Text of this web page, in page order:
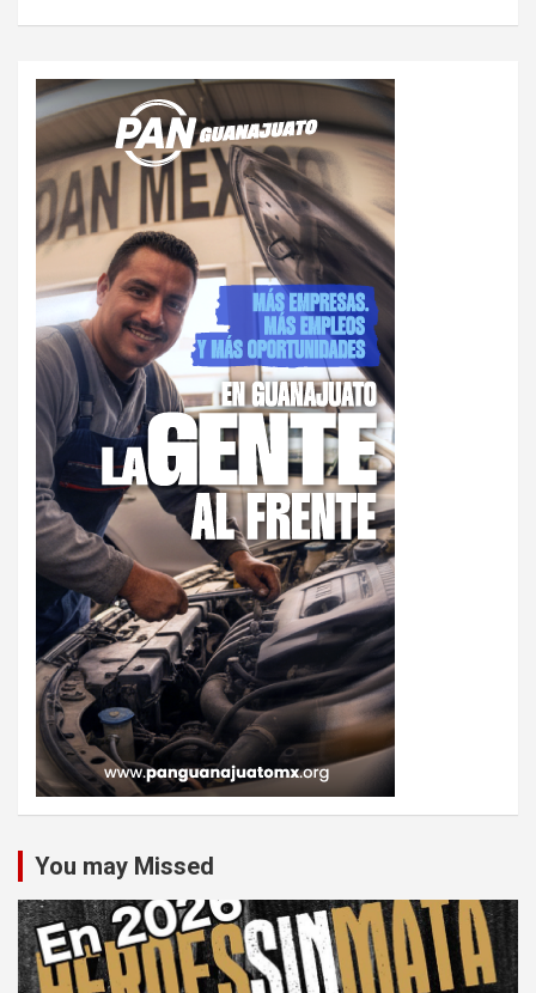
You may Missed